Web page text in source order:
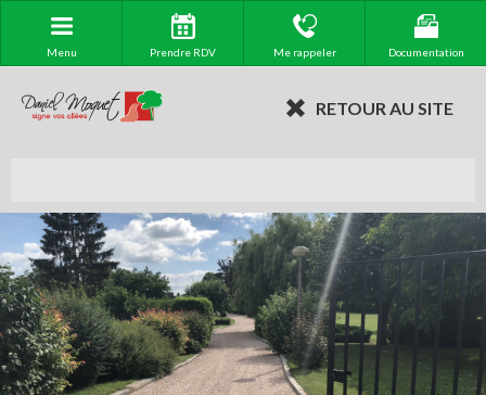
Menu Prendre RDV Me rappeler Documentation
RETOUR AU SITE